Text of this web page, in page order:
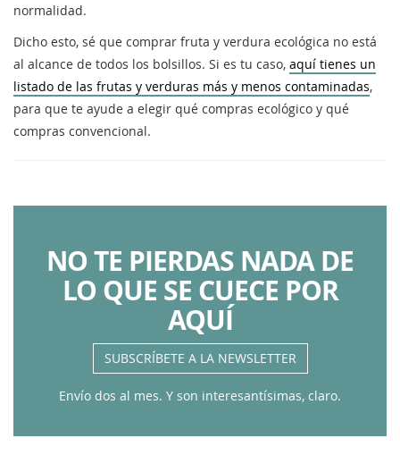
normalidad.
Dicho esto, sé que comprar fruta y verdura ecológica no está
al alcance de todos los bolsillos. Si es tu caso, aquí tienes un
listado de las frutas y verduras más y menos contaminadas,
para que te ayude a elegir qué compras ecológico y qué
compras convencional.
NO TE PIERDAS NADA DE
LO QUE SE CUECE POR
AQUÍ
SUBSCRÍBETE A LA NEWSLETTER
Envío dos al mes. Y son interesantísimas, claro.